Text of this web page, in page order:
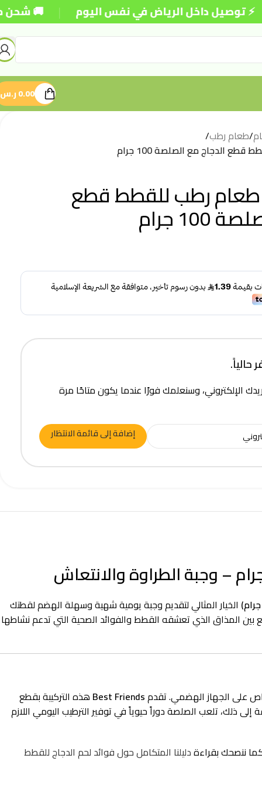
داخل الرياض في نفس اليوم | 🚚 شحن مجاني
0.00ر.س
/طعام رطب/
الدجاج مع الصلصة 100 جرام
طعام رطب للقطط قطع
جرام
حالياً.
الإلكتروني، وسنعلمك فورًا عندما يكون متاحًا مرة
إضافة إلى قائمة الانتظار
الخيار المثالي لتقديم وجبة يومية شهية وسهلة الهضم لقطتك
بين المذاق الذي تعشقه القطط والفوائد الصحية التي تدعم نشاطها
على الجهاز الهضمي. تقدمBest Friends هذه التركيبة بقطع
إلى ذلك، تلعب الصلصة دوراً حيوياً في توفير الترطيب اليومي اللازم
كما ننصحك بقراءةدليلنا المتكامل حول فوائد لحم الدجاج للقطط